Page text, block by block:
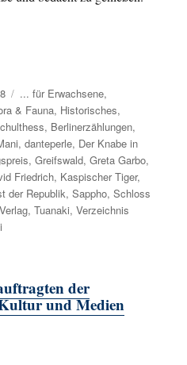
Kategorien
... für Erwachsene,
& Fauna, Historisches,
, Berlinerzählungen,
,danteperle, Der Knabe in
,Greifswald,Greta Garbo,
Friedrich, Kaspischer Tiger,
der Republik,Sappho,Schloss
,Tuanaki,Verzeichnis
der
und Medien